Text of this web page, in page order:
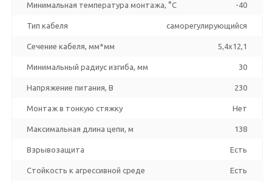
Минимальная температура монтажа, °C -40
Тип кабеля саморегулирующийся
Сечение кабеля, мм*мм 5,4x12,1
Минимальный радиус изгиба, мм 30
Напряжение питания, В 230
Монтаж в тонкую стяжку Нет
Максимальная длина цепи, м 138
Взрывозащита Есть
Стойкость к агрессивной среде Есть